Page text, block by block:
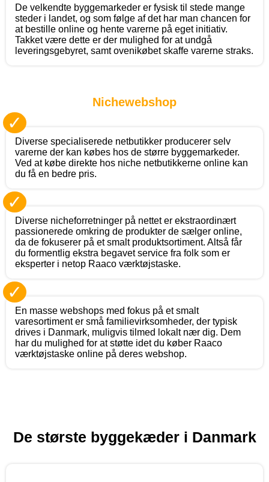
De velkendte byggemarkeder er fysisk til stede mange
steder i landet, og som følge af det har man chancen for
at bestille online og hente varerne på eget initiativ.
Takket være dette er der mulighed for at undgå
leveringsgebyret, samt ovenikøbet skaffe varerne straks.
Nichewebshop
✓
Diverse specialiserede netbutikker producerer selv
varerne der kan købes hos de større byggemarkeder.
Ved at købe direkte hos niche netbutikkerne online kan
du få en bedre pris.
✓
Diverse nicheforretninger på nettet er ekstraordinært
passionerede omkring de produkter de sælger online,
da de fokuserer på et smalt produktsortiment. Altså får
du formentlig ekstra begavet service fra folk som er
eksperter i netop Raaco værktøjstaske.
✓
En masse webshops med fokus på et smalt
varesortiment er små familievirksomheder, der typisk
drives i Danmark, muligvis tilmed lokalt nær dig. Dem
har du mulighed for at støtte idet du køber Raaco
værktøjstaske online på deres webshop.
De største byggekæder i Danmark